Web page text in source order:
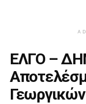
ΕΛΓΟ –